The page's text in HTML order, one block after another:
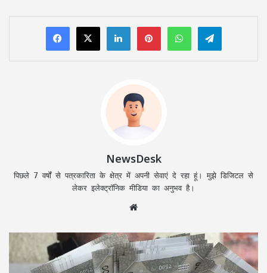
LinkedInPinterestWhatsAppTelegram
NewsDesk
पिछले 7 वर्षों से पत्रकारिता के क्षेत्र में अपनी सेवाएं दे रहा हूं। मुझे डिजिटल से
लेकर इलेक्ट्रॉनिक मीडिया का अनुभव है।